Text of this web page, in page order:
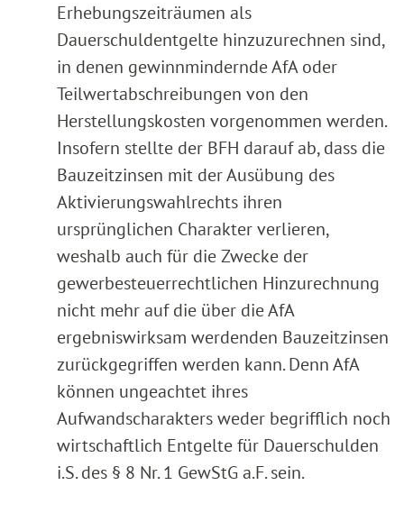
Erhebungszeiträumen als
Dauerschuldentgelte hinzuzurechnen sind,
in denen gewinnmindernde AfA oder
Teilwertabschreibungen von den
Herstellungskosten vorgenommen werden.
Insofern stellte der BFH darauf ab, dass die
Bauzeitzinsen mit der Ausübung des
Aktivierungswahlrechts ihren
ursprünglichen Charakter verlieren,
weshalb auch für die Zwecke der
gewerbesteuerrechtlichen Hinzurechnung
nicht mehr auf die über die AfA
ergebniswirksam werdenden Bauzeitzinsen
zurückgegriffen werden kann. Denn AfA
können ungeachtet ihres
Aufwandscharakters weder begrifflich noch
wirtschaftlich Entgelte für Dauerschulden
i.S. des § 8 Nr. 1 GewStG a.F. sein.